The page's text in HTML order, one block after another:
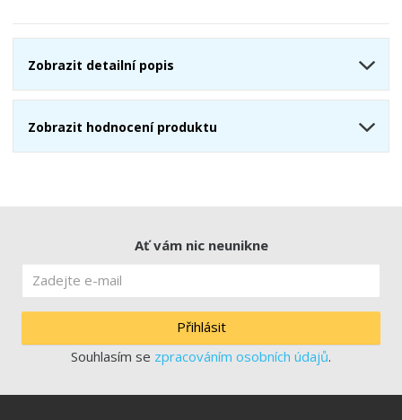
Zobrazit detailní popis
Zobrazit hodnocení produktu
Ať vám nic neunikne
Přihlásit
Souhlasím se zpracováním osobních údajů.